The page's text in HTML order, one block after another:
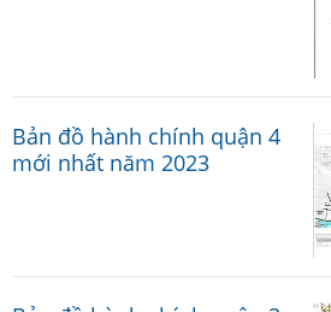
Bản đồ hành chính quận 4
mới nhất năm 2023